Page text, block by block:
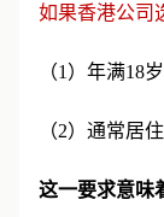
如果香港公司
（1）年满18岁
（2）通常居
这一要求意味